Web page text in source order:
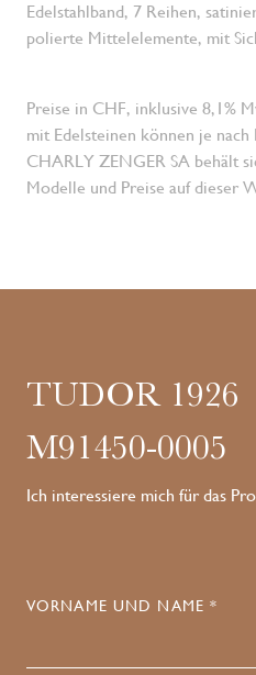
Edelstahlband, 7 Reihen,
polierte Mittelelemente, mit
Preise in CHF, inklusive 8,1%
mit Edelsteinen können je
CHARLY ZENGER SA behält
Modelle und Preise auf dieser
TUDOR 1926
M91450-0005
Ich interessiere mich für das
VORNAME UND NAME *